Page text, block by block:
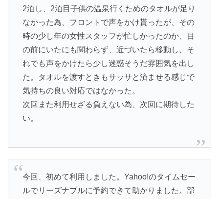
2泊し、2泊目子供の温泉行くためのタオルが足り
なかった為、フロントで声をかけ貰ったが、その
時の少し年の女性スタッフが忙しかったのか、目
の前にいたにも関わらず、近づいたら移動し、そ
れでも声をかけたら少し迷惑そうだ雰囲気を出し
た。タオルを渡すときもサッサと済ませる感じで
気持ちの良い対応ではなかった。
次回また利用せざる負えない為、次回に期待した
い。
今回、初めて利用しました。Yahoo!のタイムセー
ルでリーズナブルに予約できて助かりました。部